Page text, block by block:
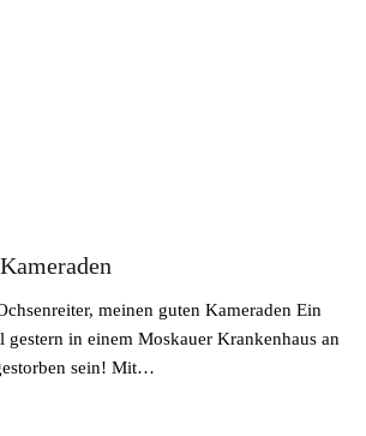
meinen guten Kameraden Ein
gestern in einem Moskauer Krankenhaus an
sein! Mit…